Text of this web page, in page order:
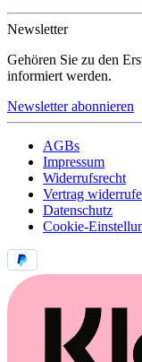
Newsletter
Gehören Sie zu den
informiert werden.
Newsletter abonnieren
AGBs
Impressum
Widerrufsrecht
Vertrag
Datenschutz
Cookie-